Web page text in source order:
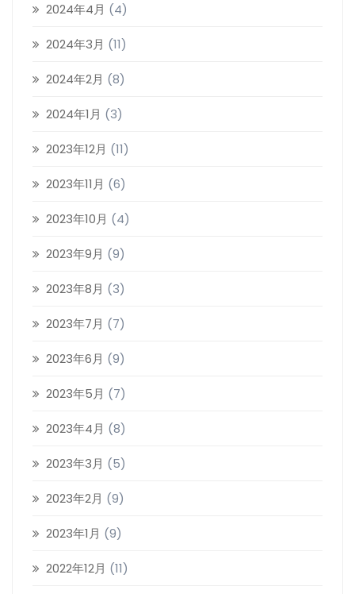
2024年4月 (4)
2024年3月 (11)
2024年2月 (8)
2024年1月 (3)
2023年12月 (11)
2023年11月 (6)
2023年10月 (4)
2023年9月 (9)
2023年8月 (3)
2023年7月 (7)
2023年6月 (9)
2023年5月 (7)
2023年4月 (8)
2023年3月 (5)
2023年2月 (9)
2023年1月 (9)
2022年12月 (11)